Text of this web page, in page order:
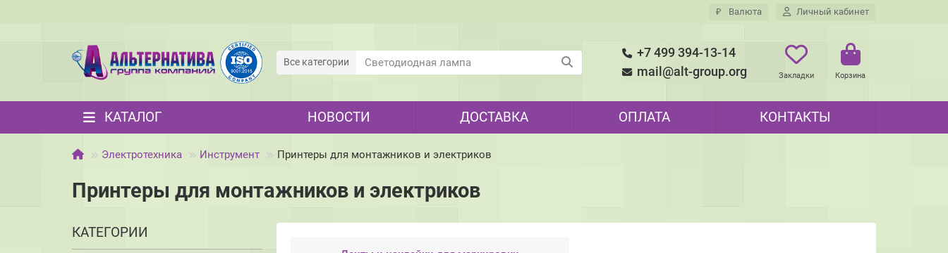
₽ Валюта Личный кабинет
Все категории
+7 499 394-13-14
mail@alt-group.org
Закладки Корзина
КАТАЛОГ НОВОСТИ ДОСТАВКА ОПЛАТА КОНТАКТЫ
Электротехника Инструмент Принтеры для монтажников и электриков
Принтеры для монтажников и электриков
КАТЕГОРИИ